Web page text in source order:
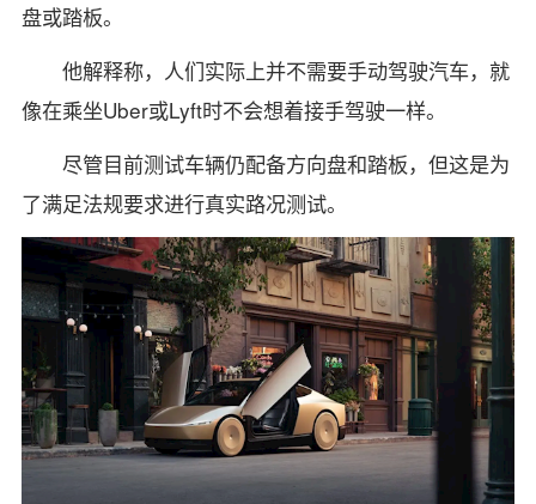
盘或踏板。
他解释称，人们实际上并不需要手动驾驶汽车，就
像在乘坐Uber或Lyft时不会想着接手驾驶一样。
尽管目前测试车辆仍配备方向盘和踏板，但这是为
了满足法规要求进行真实路况测试。